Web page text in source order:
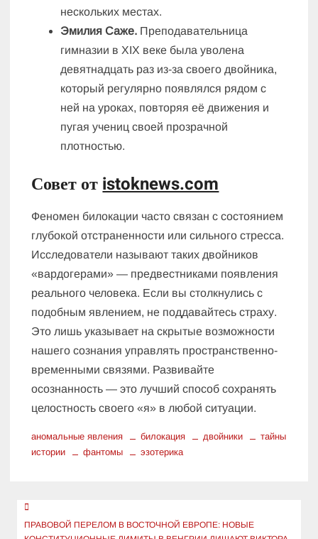
нескольких местах.
Эмилия Саже. Преподавательница
гимназии в XIX веке была уволена
девятнадцать раз из-за своего двойника,
который регулярно появлялся рядом с
ней на уроках, повторяя её движения и
пугая учениц своей прозрачной
плотностью.
Совет отistoknews.com
Феномен билокации часто связан с состоянием
глубокой отстраненности или сильного стресса.
Исследователи называют таких двойников
«вардогерами» — предвестниками появления
реального человека. Если вы столкнулись с
подобным явлением, не поддавайтесь страху.
Это лишь указывает на скрытые возможности
нашего сознания управлять пространственно-
временными связями. Развивайте
осознанность — это лучший способ сохранять
целостность своего «я» в любой ситуации.
аномальные явления билокация двойники
тайны
истории
фантомы эзотерика
Навигация
ПРАВОВОЙ ПЕРЕЛОМ В ВОСТОЧНОЙ ЕВРОПЕ: НОВЫЕ